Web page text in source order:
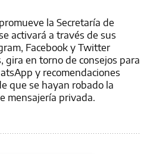
la Secretaría de
activará a través de sus
Facebook y Twitter
gira en torno de consejos para
y recomendaciones
que se hayan robado la
mensajería privada.